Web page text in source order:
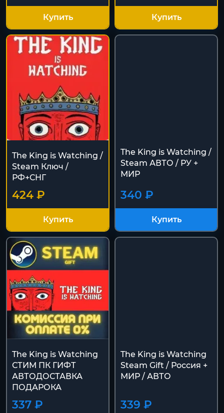
Купить Купить
The King is Watching /
Steam Ключ /
РФ+СНГ
424 ₽
Купить
The King is Watching /
Steam АВТО / РУ +
МИР
340 ₽
Купить
The King is Watching
СТИМ ПК ГИФТ
АВТОДОСТАВКА
ПОДАРОКА
337 ₽
The King is Watching
Steam Gift / Россия +
МИР / АВТО
339 ₽